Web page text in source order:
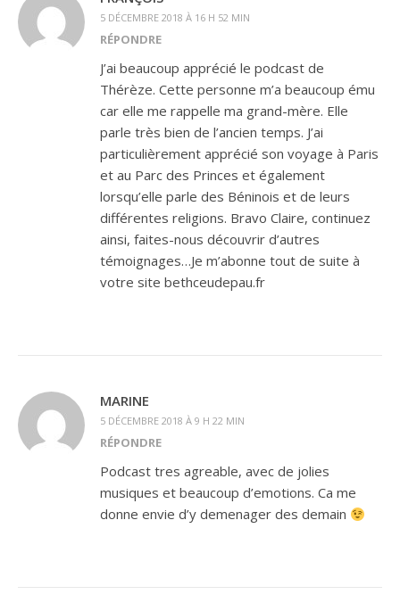
5 DÉCEMBRE 2018 À 16 H 52 MIN
RÉPONDRE
J’ai beaucoup apprécié le podcast de
Thérèze. Cette personne m’a beaucoup ému
car elle me rappelle ma grand-mère. Elle
parle très bien de l’ancien temps. J’ai
particulièrement apprécié son voyage à Paris
et au Parc des Princes et également
lorsqu’elle parle des Béninois et de leurs
différentes religions. Bravo Claire, continuez
ainsi, faites-nous découvrir d’autres
témoignages…Je m’abonne tout de suite à
votre site bethceudepau.fr
MARINE
5 DÉCEMBRE 2018 À 9 H 22 MIN
RÉPONDRE
Podcast tres agreable, avec de jolies
musiques et beaucoup d’emotions. Ca me
donne envie d’y demenager des demain